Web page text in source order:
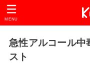
MENU
急性アルコール中
スト